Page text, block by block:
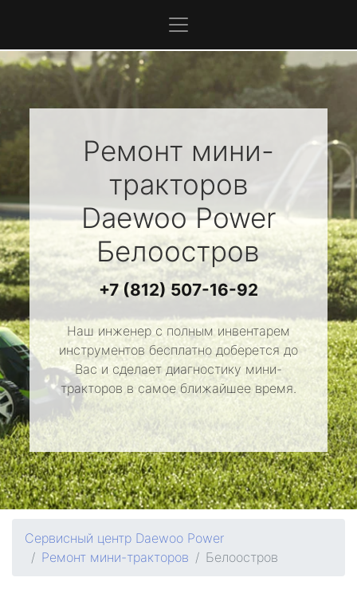
Ремонт мини-
тракторов
Daewoo Power
Белоостров
+7 (812) 507-16-92
Наш инженер с полным инвентарем
инструментов бесплатно доберется до
Вас и сделает диагностику мини-
тракторов в самое ближайшее время.
Сервисный центр Daewoo Power
Ремонт мини-тракторов
Белоостров